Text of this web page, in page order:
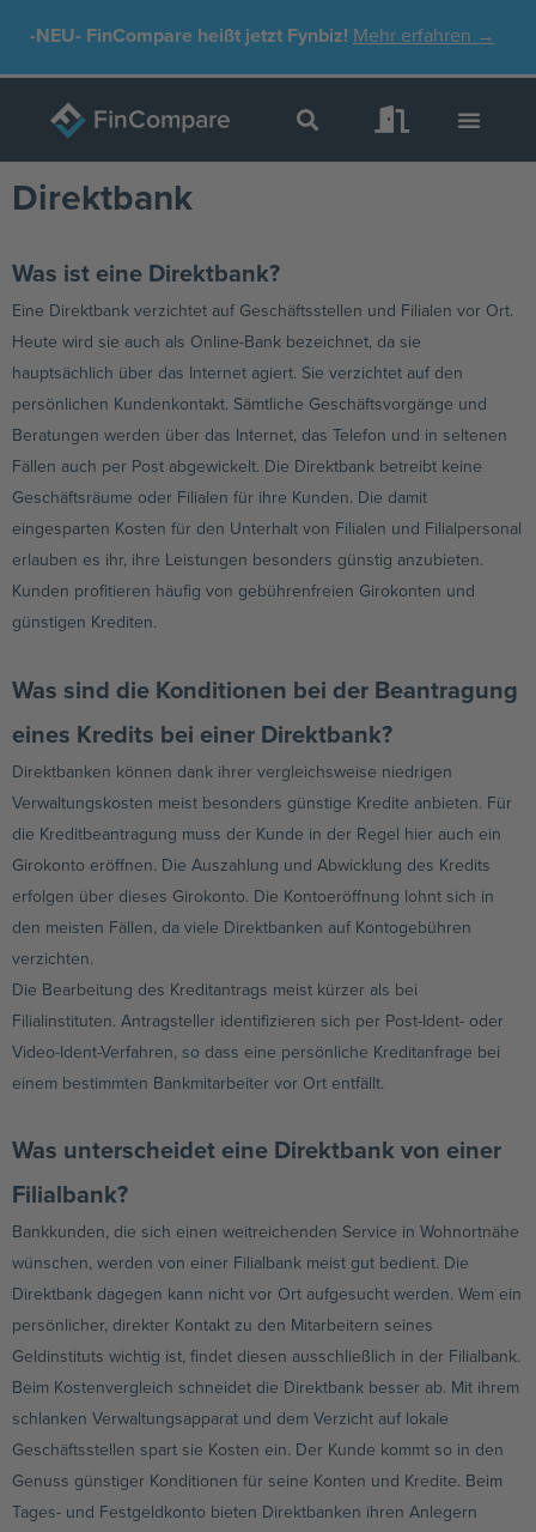
-NEU-FinCompare heißt jetzt Fynbiz! Mehr erfahren →
Direktbank
Was ist eine Direktbank?
Eine Direktbank verzichtet auf Geschäftsstellen und Filialen vor Ort.
Heute wird sie auch als Online-Bank bezeichnet, da sie
hauptsächlich über das Internet agiert. Sie verzichtet auf den
persönlichen Kundenkontakt. Sämtliche Geschäftsvorgänge und
Beratungen werden über das Internet, das Telefon und in seltenen
Fällen auch per Post abgewickelt. Die Direktbank betreibt keine
Geschäftsräume oder Filialen für ihre Kunden. Die damit
eingesparten Kosten für den Unterhalt von Filialen und Filialpersonal
erlauben es ihr, ihre Leistungen besonders günstig anzubieten.
Kunden profitieren häufig von gebührenfreien Girokonten und
günstigen Krediten.
Was sind die Konditionen bei der Beantragung
eines Kredits bei einer Direktbank?
Direktbanken können dank ihrer vergleichsweise niedrigen
Verwaltungskosten meist besonders günstige Kredite anbieten. Für
die Kreditbeantragung muss der Kunde in der Regel hier auch ein
Girokonto eröffnen. Die Auszahlung und Abwicklung des Kredits
erfolgen über dieses Girokonto. Die Kontoeröffnung lohnt sich in
den meisten Fällen, da viele Direktbanken auf Kontogebühren
verzichten.
Die Bearbeitung des Kreditantrags meist kürzer als bei
Filialinstituten. Antragsteller identifizieren sich per Post-Ident- oder
Video-Ident-Verfahren, so dass eine persönliche Kreditanfrage bei
einem bestimmten Bankmitarbeiter vor Ort entfällt.
Was unterscheidet eine Direktbank von einer
Filialbank?
Bankkunden, die sich einen weitreichenden Service in Wohnortnähe
wünschen, werden von einer Filialbank meist gut bedient. Die
Direktbank dagegen kann nicht vor Ort aufgesucht werden. Wem ein
persönlicher, direkter Kontakt zu den Mitarbeitern seines
Geldinstituts wichtig ist, findet diesen ausschließlich in der Filialbank.
Beim Kostenvergleich schneidet die Direktbank besser ab. Mit ihrem
schlanken Verwaltungsapparat und dem Verzicht auf lokale
Geschäftsstellen spart sie Kosten ein. Der Kunde kommt so in den
Genuss günstiger Konditionen für seine Konten und Kredite. Beim
Tages- und Festgeldkonto bieten Direktbanken ihren Anlegern